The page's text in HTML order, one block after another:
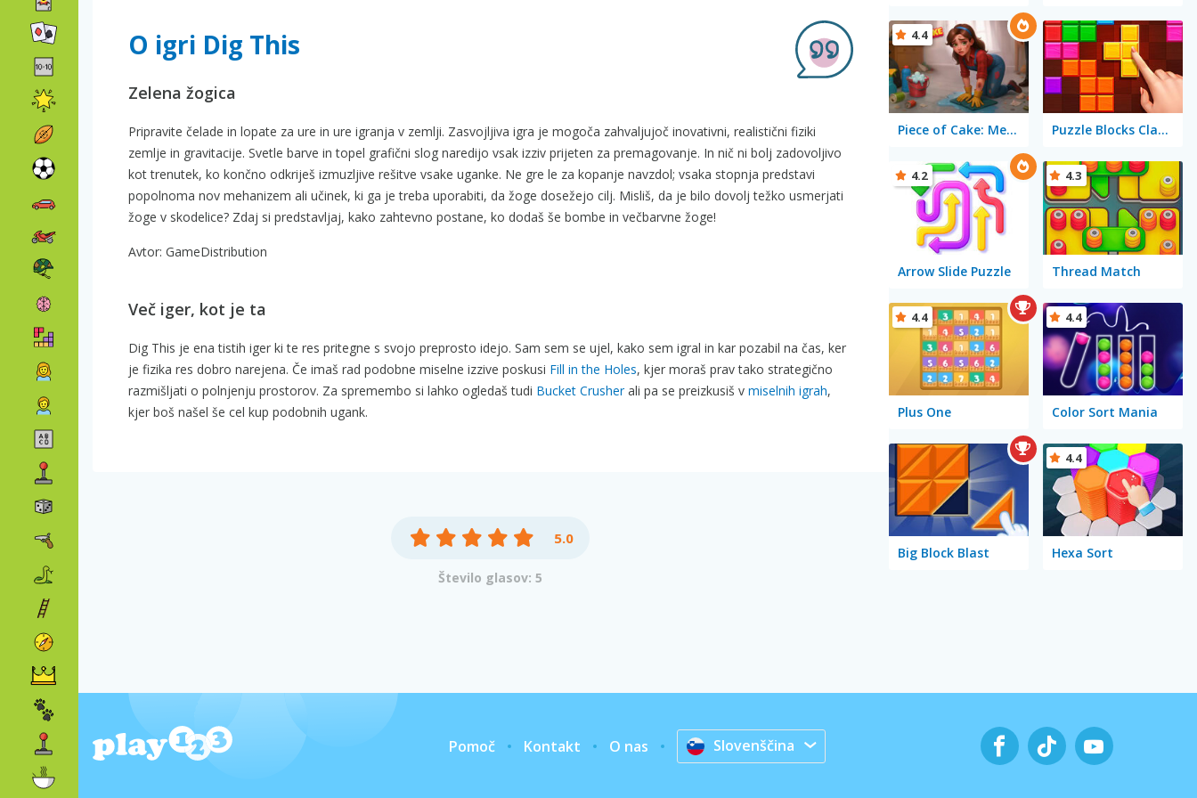
O igri Dig This
Zelena žogica
Pripravite čelade in lopate za ure in ure igranja v zemlji. Zasvojljiva igra je mogoča zahvaljujoč inovativni, realistični fiziki
zemlje in gravitacije. Svetle barve in topel grafični slog naredijo vsak izziv prijeten za premagovanje. In nič ni bolj zadovoljivo
kot trenutek, ko končno odkriješ izmuzljive rešitve vsake uganke. Ne gre le za kopanje navzdol; vsaka stopnja predstavi
popolnoma nov mehanizem ali učinek, ki ga je treba uporabiti, da žoge dosežejo cilj. Misliš, da je bilo dovolj težko usmerjati
žoge v skodelice? Zdaj si predstavljaj, kako zahtevno postane, ko dodaš še bombe in večbarvne žoge!
Avtor: GameDistribution
Več iger, kot je ta
Dig This je ena tistih iger ki te res pritegne s svojo preprosto idejo. Sam sem se ujel, kako sem igral in kar pozabil na čas, ker
je fizika res dobro narejena. Če imaš rad podobne miselne izzive poskusi Fill in the Holes, kjer moraš prav tako strategično
razmišljati o polnjenju prostorov. Za spremembo si lahko ogledaš tudi Bucket Crusherali pa se preizkusiš v miselnih igrah,
kjer boš našel še cel kup podobnih ugank.
5.0
Število glasov: 5
Piece of Cake: Merge and Bake
4.4
Puzzle Blocks Classic
Arrow Slide Puzzle
4.2
Thread Match
4.3
Plus One
4.4
Color Sort Mania
4.4
Big Block Blast Hexa Sort
4.4
Pomoč Kontakt O nas Slovenščina